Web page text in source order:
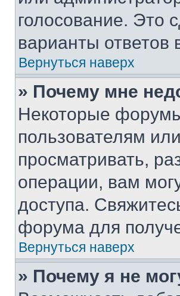
голосование. Это
варианты ответов
Вернуться наверх
» Почему мне
Некоторые
пользователям
просматривать,
операции, вам
доступа.
форума для
Вернуться наверх
» Почему я не